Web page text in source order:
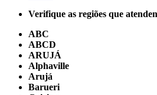
Verifique as regiões que
ABC
ABCD
ARUJÁ
Alphaville
Arujá
Barueri